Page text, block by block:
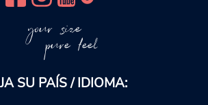
your size
pure feel
SU PAÍS / IDIOMA: